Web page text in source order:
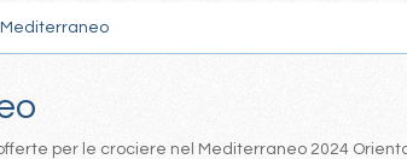
Mediterraneo
per le crociere nel Mediterraneo 2024